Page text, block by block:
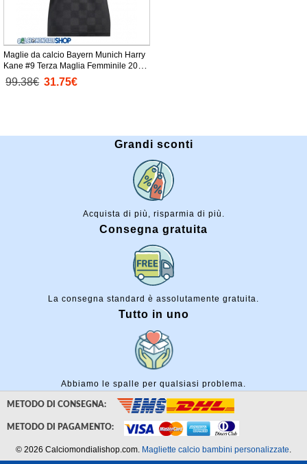
Maglie da calcio Bayern Munich Harry
Kane #9 Terza Maglia Femminile 2025-
26 Manica Corta
99.38€ 31.75€
Grandi sconti
Acquista di più, risparmia di più.
Consegna gratuita
La consegna standard è assolutamente gratuita.
Tutto in uno
Abbiamo le spalle per qualsiasi problema.
METODO DI CONSEGNA:
METODO DI PAGAMENTO:
© 2026 Calciomondialishop.com. Magliette calcio bambini personalizzate.